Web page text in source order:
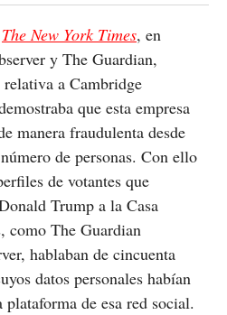
The New York Times, en
y The Guardian,
a Cambridge
que esta empresa
manera fraudulenta desde
de personas. Con ello
de votantes que
Trump a la Casa
como The Guardian
hablaban de cincuenta
datos personales habían
de esa red social.